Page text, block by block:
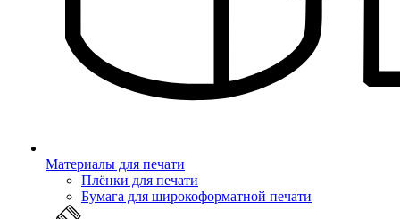
Материалы для печати
Плёнки для печати
Бумага для широкоформатной печати